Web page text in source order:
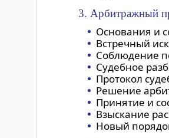
3. Арбитражный
Основания и
Встречный
Соблюдение
Судебное
Протокол
Решение
Принятие и
Взыскание
Новый